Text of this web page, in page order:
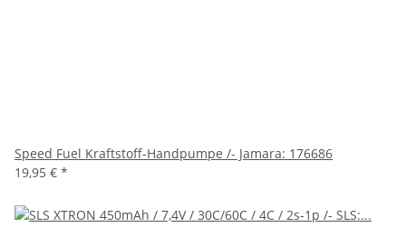
Speed Fuel Kraftstoff-Handpumpe /- Jamara: 176686
19,95 € *